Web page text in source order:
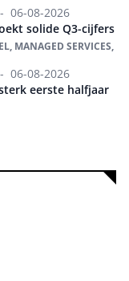
06-08-2026
solide Q3-cijfers
MANAGED SERVICES,
06-08-2026
eerste halfjaar